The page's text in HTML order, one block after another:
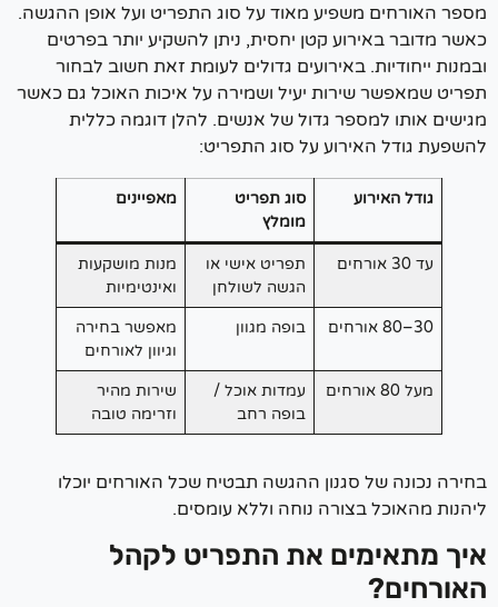
האורחים משפיע מאוד על סוג התפריט ועל אופן ההגשה.
מדובר באירוע קטן יחסית, ניתן להשקיע יותר בפרטים
ייחודיות.באירועים גדולים לעומת זאת חשוב לבחור
שמאפשר שירות יעיל ושמירה על איכות האוכל גם כאשר
אותו למספר גדול של אנשים.להלן דוגמה כללית
גודל האירוע על סוג התפריט:
גודל האירוע
סוג תפריט
מומלץ
מאפיינים
תפריט אישי או
הגשה לשולחן
מנות מושקעות
ואינטימיות
בופה מגוון
מאפשר בחירה
וגיוון לאורחים
מעל 80 אורחים
עמדות אוכל /
בופה רחב
שירות מהיר
וזרימה טובה
נכונה של סגנון ההגשה תבטיח שכל האורחים יוכלו
מהאוכל בצורה נוחה וללא עומסים.
מתאימים את התפריט לקהל